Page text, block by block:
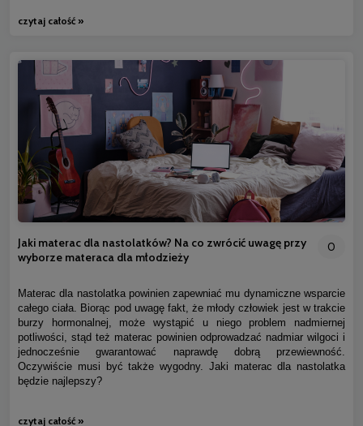
czytaj całość »
Jaki materac dla nastolatków? Na co zwrócić uwagę przy
wyborze materaca dla młodzieży
0
Materac dla nastolatka powinien zapewniać mu dynamiczne wsparcie
całego ciała. Biorąc pod uwagę fakt, że młody człowiek jest w trakcie
burzy hormonalnej, może wystąpić u niego problem nadmiernej
potliwości, stąd też materac powinien odprowadzać nadmiar wilgoci i
jednocześnie gwarantować naprawdę dobrą przewiewność.
Oczywiście musi być także wygodny. Jaki materac dla nastolatka
będzie najlepszy?
czytaj całość »